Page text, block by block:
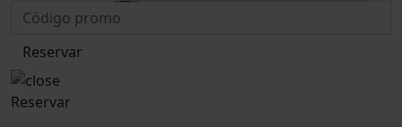
Reservar
Reservar